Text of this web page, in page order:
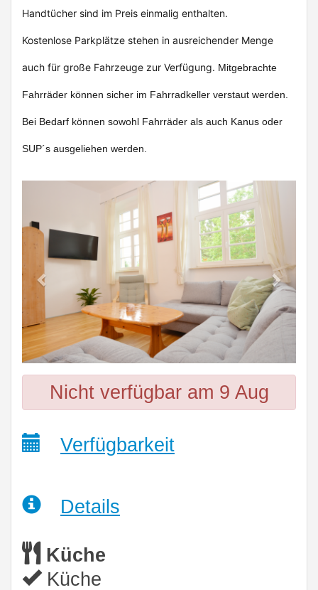
Handtücher sind im Preis einmalig enthalten.
Kostenlose Parkplätze stehen in ausreichender Menge
auch für große Fahrzeuge zur Verfügung. Mitgebrachte
Fahrräder können sicher im Fahrradkeller verstaut werden.
Bei Bedarf können sowohl Fahrräder als auch Kanus oder
SUP´s ausgeliehen werden.
Nicht verfügbar am 9 Aug
Verfügbarkeit
Details
Küche
Küche